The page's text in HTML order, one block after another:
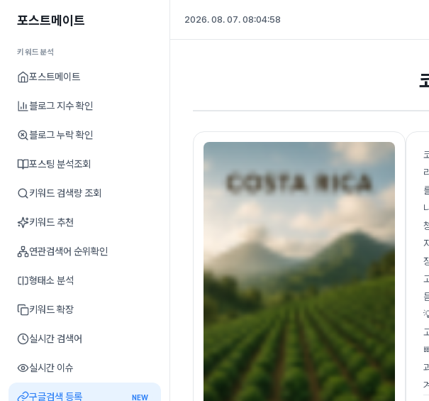
포스트메이트
키워드분석
포스트메이트
블로그 지수 확인
블로그 누락 확인
포스팅 분석조회
키워드 검색량 조회
키워드 추천
연관검색어 순위확인
형태소 분석
키워드 확장
실시간 검색어
실시간 이슈
구글검색 등록 NEW
2026. 08. 07. 08:04:59